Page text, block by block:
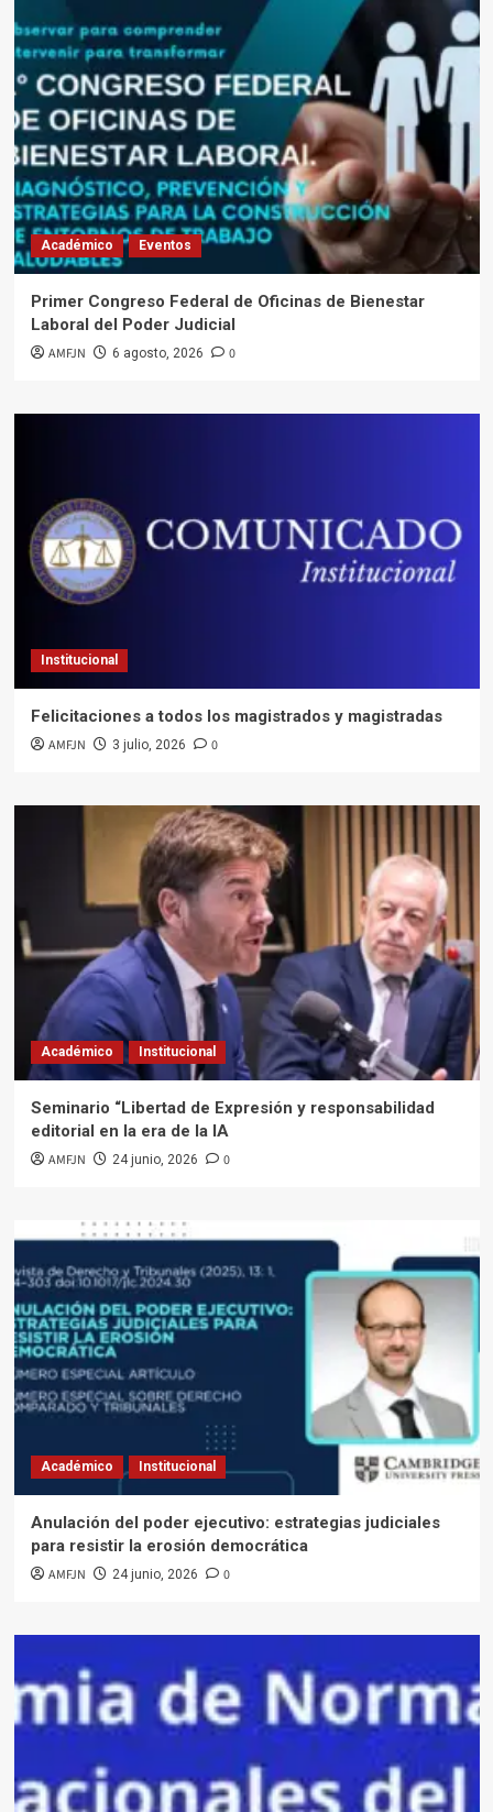
Académico Eventos
Primer Congreso Federal de Oficinas de Bienestar
Laboral del Poder Judicial
AMFJN 6 agosto, 2026 0
Institucional
Felicitaciones a todos los magistrados y magistradas
AMFJN 3 julio, 2026 0
Académico Institucional
Seminario “Libertad de Expresión y responsabilidad
editorial en la era de la IA
AMFJN 24 junio, 2026 0
Académico Institucional
Anulación del poder ejecutivo: estrategias judiciales
para resistir la erosión democrática
AMFJN 24 junio, 2026 0